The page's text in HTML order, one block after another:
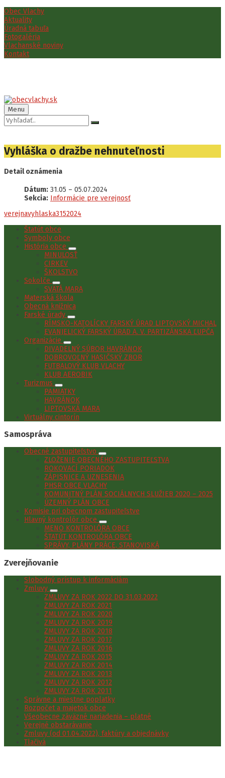
Preskočiť
na
obsah
Preskočiť
na
ľavý
panel
Preskočiť
na
pätičku
Obec Vlachy
Aktuality
Úradná tabuľa
Fotogaléria
Vlachanské noviny
Kontakt
Menu
Vyhľadávanie:
Vyhláška o dražbe nehnuteľnosti
Detail oznámenia
Dátum: 31.05 – 05.07.2024
Sekcia: Informácie pre verejnosť
verejnavyhlaska3152024
Štatút obce
Symboly obce
História obce
MINULOSŤ
CIRKEV
ŠKOLSTVO
Sokolče
SVÄTÁ MARA
Materská škola
Obecná knižnica
Farské úrady
RÍMSKO-KATOLÍCKY FARSKÝ ÚRAD LIPTOVSKÝ MICHAL
EVANJELICKÝ FARSKÝ ÚRAD A. V. PARTIZÁNSKA ĽUPČA
Organizácie
DIVADELNÝ SÚBOR HAVRÁNOK
DOBROVOĽNÝ HASIČSKÝ ZBOR
FUTBALOVÝ KLUB VLACHY
KLUB AEROBIK
Turizmus
PAMIATKY
HAVRÁNOK
LIPTOVSKÁ MARA
Virtuálny cintorín
Samospráva
Obecné zastupiteľstvo
ZLOŽENIE OBECNÉHO ZASTUPITEĽSTVA
ROKOVACÍ PORIADOK
ZÁPISNICE A UZNESENIA
PHSR OBCE VLACHY
KOMUNITNÝ PLÁN SOCIÁLNYCH SLUŽIEB 2020 – 2025
ÚZEMNÝ PLÁN OBCE
Komisie pri obecnom zastupiteľstve
Hlavný kontrolór obce
MENO KONTROLÓRA OBCE
ŠTATÚT KONTROLÓRA OBCE
SPRÁVY, PLÁNY PRÁCE, STANOVISKÁ
Zverejňovanie
Slobodný prístup k informáciám
Zmluvy
ZMLUVY ZA ROK 2022 DO 31.03.2022
ZMLUVY ZA ROK 2021
ZMLUVY ZA ROK 2020
ZMLUVY ZA ROK 2019
ZMLUVY ZA ROK 2018
ZMLUVY ZA ROK 2017
ZMLUVY ZA ROK 2016
ZMLUVY ZA ROK 2015
ZMLUVY ZA ROK 2014
ZMLUVY ZA ROK 2013
ZMLUVY ZA ROK 2012
ZMLUVY ZA ROK 2011
Správne a miestne poplatky
Rozpočet a majetok obce
Všeobecne záväzné nariadenia – platné
Verejné obstarávanie
Zmluvy (od 01.04.2022), faktúry a objednávky
Tlačivá